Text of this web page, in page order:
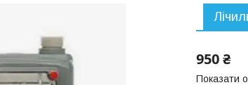
950 ₴
Показати